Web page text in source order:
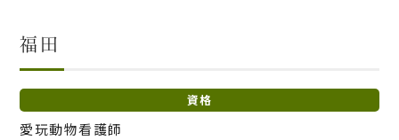
福田
資格
愛玩動物看護師